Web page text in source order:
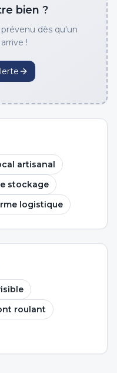
bien ?
dès qu'un
!
artisanal
stockage
logistique
roulant